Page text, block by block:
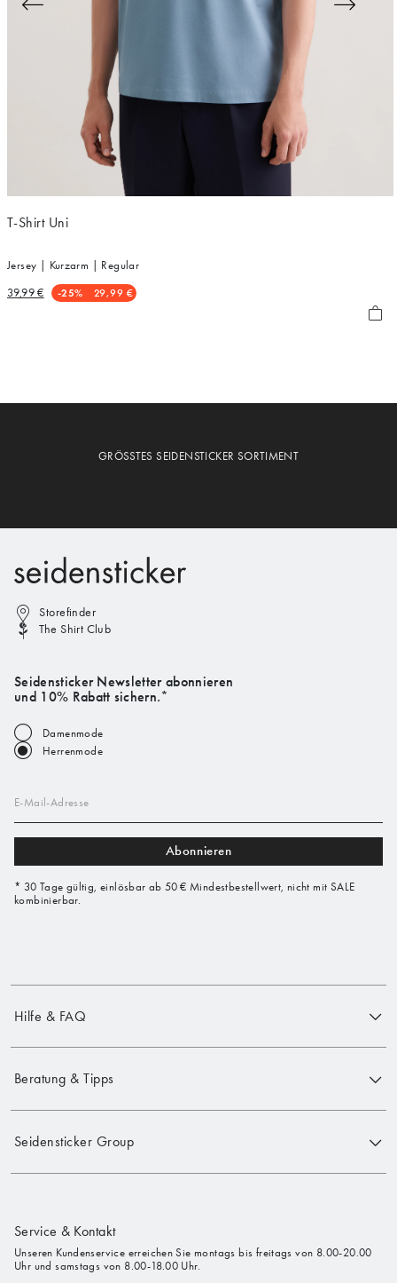
T-Shirt Uni
Jersey | Kurzarm | Regular
-25% 29,99 €
39,99 €
GRÖSSTES SEIDENSTICKER SORTIMENT
Storefinder
The Shirt Club
Seidensticker Newsletter abonnieren
und 10% Rabatt sichern.*
Damenmode
Herrenmode
E-Mail-Adresse
Abonnieren
* 30 Tage gültig, einlösbar ab 50 € Mindestbestellwert, nicht mit SALE
kombinierbar.
Hilfe & FAQ
Beratung & Tipps
Seidensticker Group
Service & Kontakt
Unseren Kundenservice erreichen Sie montags bis freitags von 8.00-20.00
Uhr und samstags von 8.00-18.00 Uhr.